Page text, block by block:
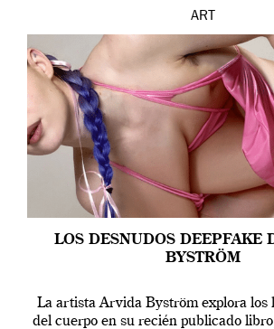
ART
LOS DESNUDOS DEEPFAKE
BYSTRÖM
La artista Arvida Byström explora los
del cuerpo en su recién publicado libro,